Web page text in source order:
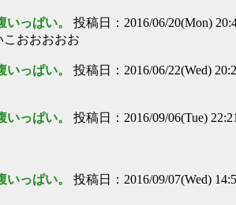
いっぱい。 投稿日：2016/06/20(Mon)
おおおおお
いっぱい。 投稿日：2016/06/22(Wed)
いっぱい。 投稿日：2016/09/06(Tue) 22:21
いっぱい。 投稿日：2016/09/07(Wed)